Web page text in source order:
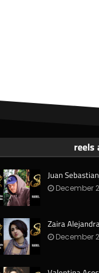
reels
Juan
December
Zaira
December